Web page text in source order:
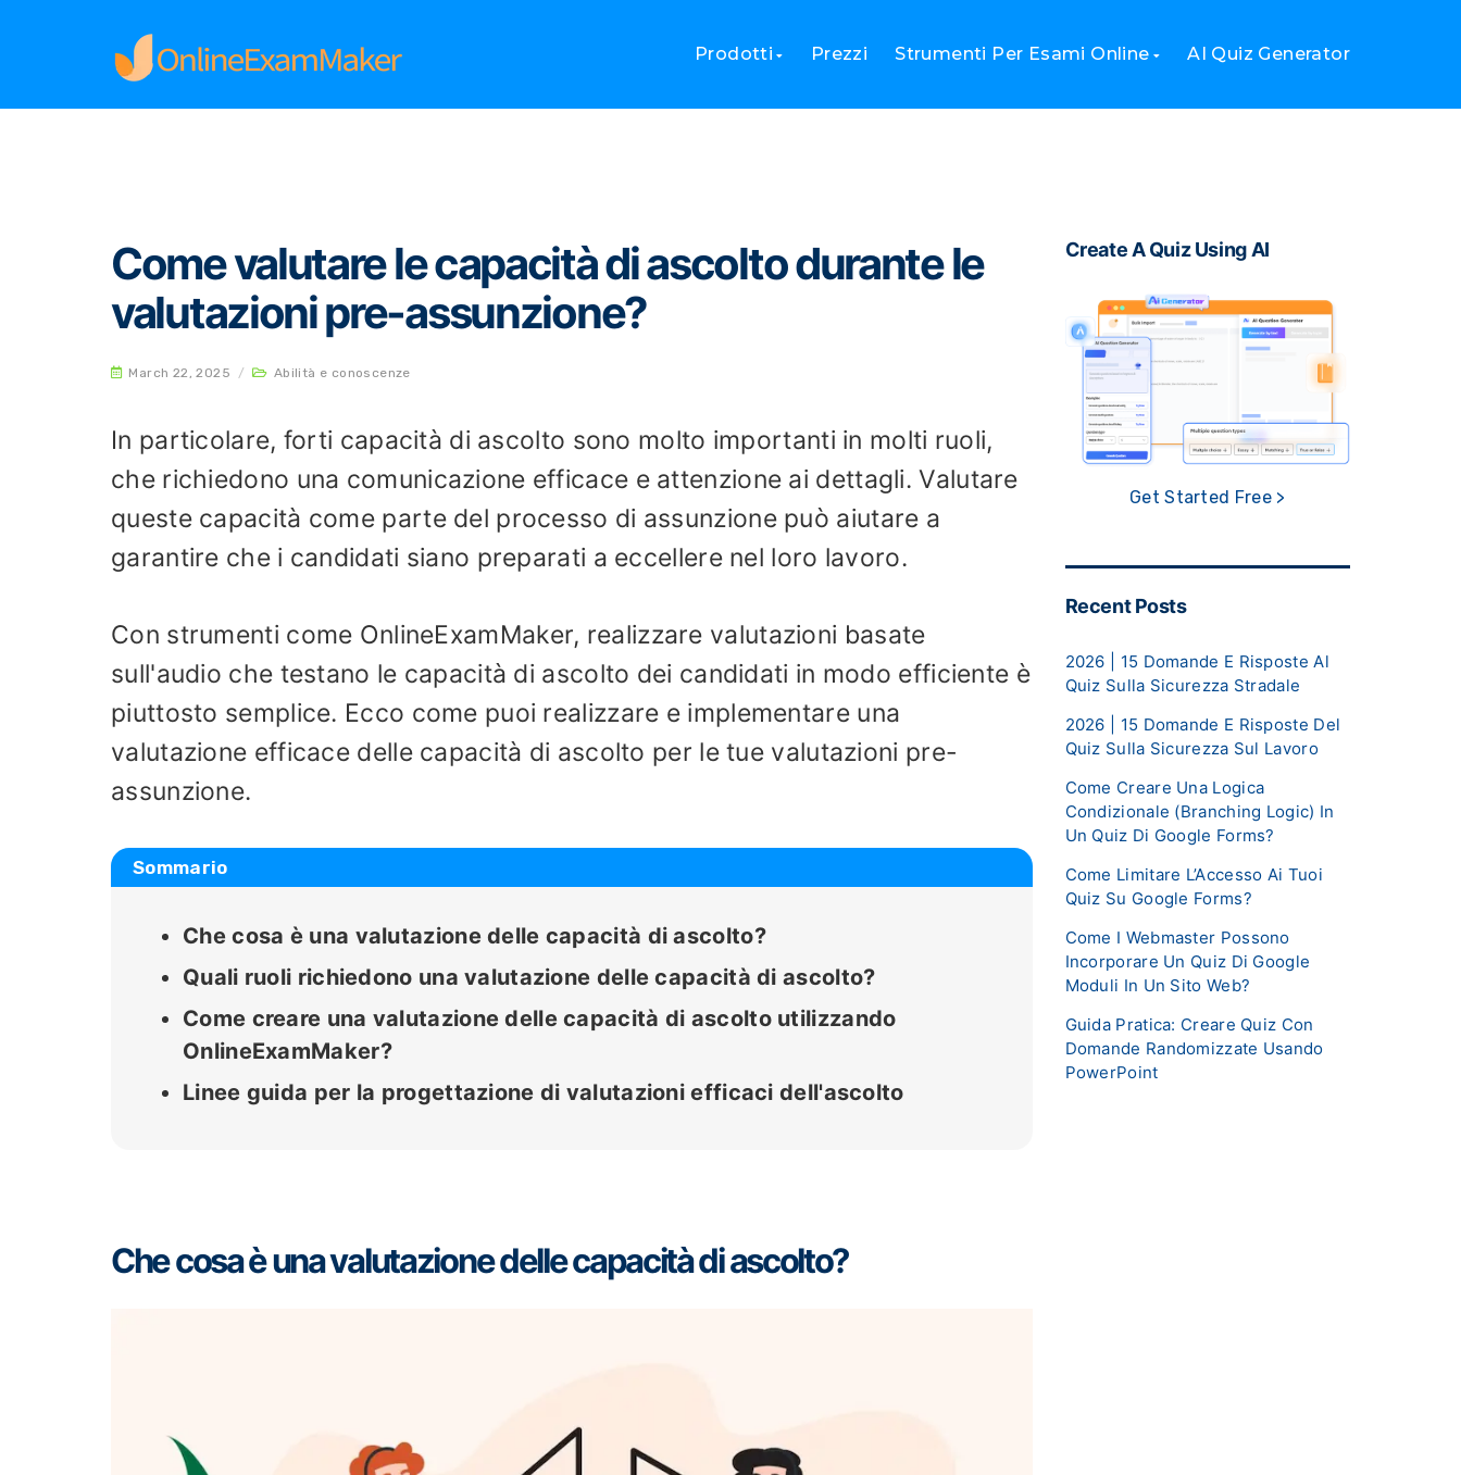
Prodotti Prezzi Strumenti Per Esami Online AI Quiz Generator
Home
Come valutare le capacità di ascolto durante le
valutazioni pre-assunzione?
March 22, 2025 / Abilità e conoscenze
In particolare, forti capacità di ascolto sono molto importanti in molti ruoli,
che richiedono una comunicazione efficace e attenzione ai dettagli. Valutare
queste capacità come parte del processo di assunzione può aiutare a
garantire che i candidati siano preparati a eccellere nel loro lavoro.
Con strumenti come OnlineExamMaker, realizzare valutazioni basate
sull'audio che testano le capacità di ascolto dei candidati in modo efficiente è
piuttosto semplice. Ecco come puoi realizzare e implementare una
valutazione efficace delle capacità di ascolto per le tue valutazioni pre-
assunzione.
Sommario
Che cosa è una valutazione delle capacità di ascolto?
Quali ruoli richiedono una valutazione delle capacità di ascolto?
Come creare una valutazione delle capacità di ascolto utilizzando
OnlineExamMaker?
Linee guida per la progettazione di valutazioni efficaci dell'ascolto
Che cosa è una valutazione delle capacità di ascolto?
Create A Quiz Using AI
Get Started Free >
Recent Posts
2026 | 15 Domande E Risposte Al
Quiz Sulla Sicurezza Stradale
2026 | 15 Domande E Risposte Del
Quiz Sulla Sicurezza Sul Lavoro
Come Creare Una Logica
Condizionale (Branching Logic) In
Un Quiz Di Google Forms?
Come Limitare L’Accesso Ai Tuoi
Quiz Su Google Forms?
Come I Webmaster Possono
Incorporare Un Quiz Di Google
Moduli In Un Sito Web?
Guida Pratica: Creare Quiz Con
Domande Randomizzate Usando
PowerPoint